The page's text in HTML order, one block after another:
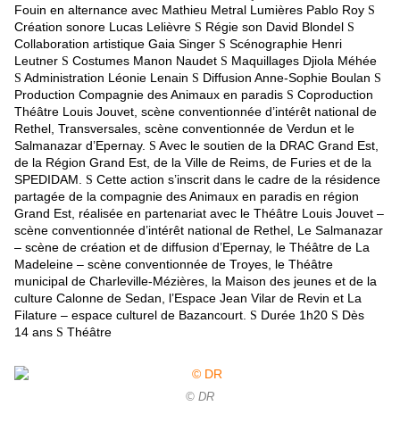
Fouin en alternance avec Mathieu Metral Lumières Pablo Roy S
Création sonore Lucas Lelièvre S Régie son David Blondel S
Collaboration artistique Gaia Singer S Scénographie Henri
Leutner S Costumes Manon Naudet S Maquillages Djiola Méhée
S Administration Léonie Lenain S Diffusion Anne-Sophie Boulan S
Production Compagnie des Animaux en paradis S Coproduction
Théâtre Louis Jouvet, scène conventionnée d’intérêt national de
Rethel, Transversales, scène conventionnée de Verdun et le
Salmanazar d’Epernay. S Avec le soutien de la DRAC Grand Est,
de la Région Grand Est, de la Ville de Reims, de Furies et de la
SPEDIDAM. S Cette action s’inscrit dans le cadre de la résidence
partagée de la compagnie des Animaux en paradis en région
Grand Est, réalisée en partenariat avec le Théâtre Louis Jouvet –
scène conventionnée d’intérêt national de Rethel, Le Salmanazar
– scène de création et de diffusion d’Epernay, le Théâtre de La
Madeleine – scène conventionnée de Troyes, le Théâtre
municipal de Charleville-Mézières, la Maison des jeunes et de la
culture Calonne de Sedan, l’Espace Jean Vilar de Revin et La
Filature – espace culturel de Bazancourt. S Durée 1h20 S Dès
14 ans S Théâtre
© DR